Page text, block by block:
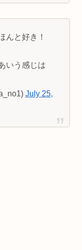
んと好き！
いう感じは
July 25,